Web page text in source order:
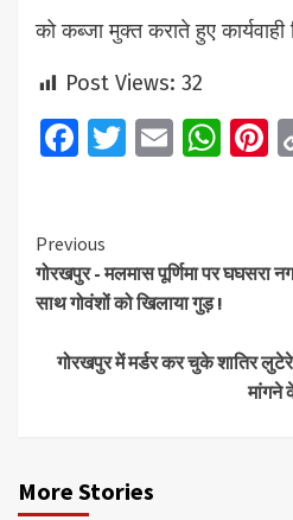
को कब्जा मुक्त कराते हुए कार्यवाही
Post Views: 32
Facebook
Twitter
Email
Continue
Reading
Previous
गोरखपुर ‌- मलमास पूर्णिमा पर घघसरा
साथ गोवंशों को खिलाया गुड़ !
गोरखपुर में मर्डर कर चुके शातिर
मांगने
More Stories